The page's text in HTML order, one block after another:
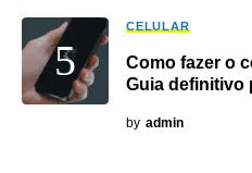
CELULAR
Como fazer o
Guia definitivo
by admin